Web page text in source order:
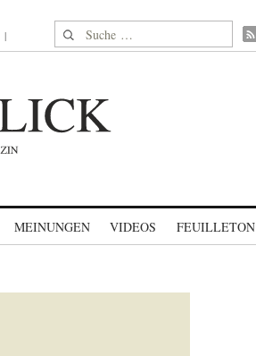
Suche nach:
MEINUNGEN VIDEOS FEUILLETON